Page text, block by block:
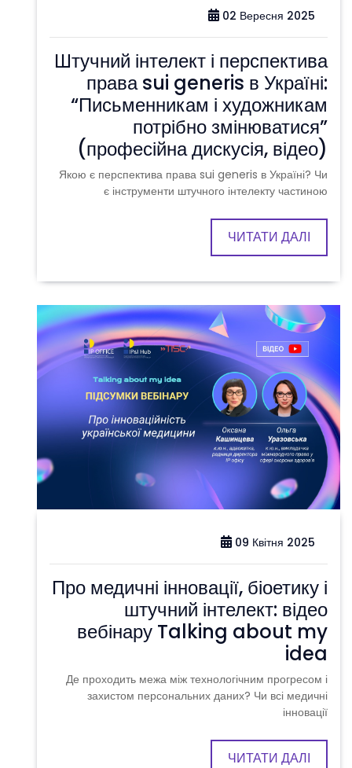
02 Вересня 2025
Штучний інтелект і перспектива
права sui generis в Україні:
“Письменникам і художникам
потрібно змінюватися”
(професійна дискусія, відео)
Якою є перспектива права sui generis в Україні? Чи
є інструменти штучного інтелекту частиною
ЧИТАТИ ДАЛІ
09 Квітня 2025
Про медичні інновації, біоетику і
штучний інтелект: відео
вебінару Talking about my
idea
Де проходить межа між технологічним прогресом і
захистом персональних даних? Чи всі медичні
інновації
ЧИТАТИ ДАЛІ